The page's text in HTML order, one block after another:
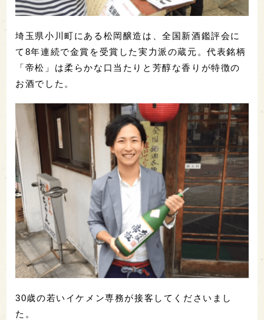
埼玉県小川町にある松岡醸造は、全国新酒鑑評会に
て8年連続で金賞を受賞した実力派の蔵元。代表銘柄
「帝松」は柔らかな口当たりと芳醇な香りが特徴の
お酒でした。
30歳の若いイケメン専務が接客してくださいまし
た。